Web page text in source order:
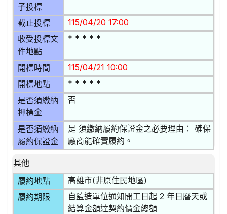
子投標
截止投標 115/04/20 17:00
收受投標文
件地點
* * * * *
開標時間 115/04/21 10:00
開標地點 * * * * *
是否須繳納
押標金
否
是否須繳納
履約保證金
是 須繳納履約保證金之必要理由： 確保
廠商能確實履約。
其他
履約地點
高雄市(非原住民地區)
履約期限
自監造單位通知開工日起 2 年日曆天或
結算金額達契約價金總額